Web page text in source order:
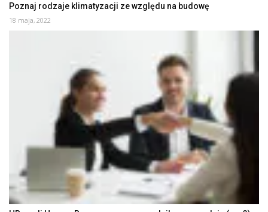
Poznaj rodzaje klimatyzacji ze względu na budowę
18 maja, 2022